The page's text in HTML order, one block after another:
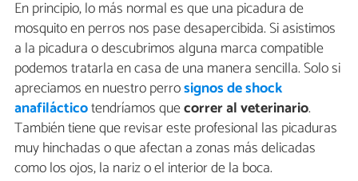
En principio, lo más normal es que una picadura de
mosquito en perros nos pase desapercibida. Si asistimos
a la picadura o descubrimos alguna marca compatible
podemos tratarla en casa de una manera sencilla. Solo si
apreciamos en nuestro perrosignos de shock
anafilácticotendríamos quecorrer al veterinario.
También tiene que revisar este profesional las picaduras
muy hinchadas o que afectan a zonas más delicadas
como los ojos, la nariz o el interior de la boca.